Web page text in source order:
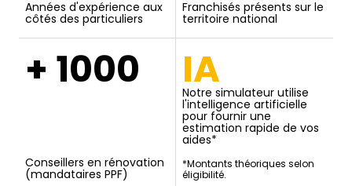
Années d'expérience aux
côtés des particuliers
Franchisés présents sur le
territoire national
+ 1000
Conseillers en rénovation
(mandataires PPF)
IA
Notre simulateur utilise
l'intelligence artificielle
pour fournir une
estimation rapide de vos
aides*
*Montants théoriques selon
éligibilité.